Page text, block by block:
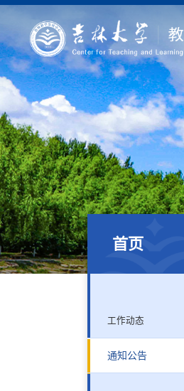
首页
工作动态
通知公告